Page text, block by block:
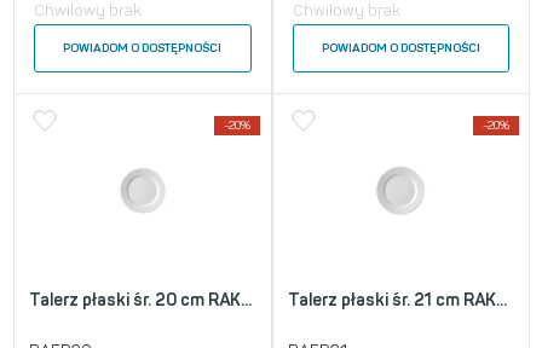
Chwilowy brak
POWIADOM O DOSTĘPNOŚCI
Chwilowy brak
POWIADOM O DOSTĘPNOŚCI
-20%
Talerz płaski śr. 20 cm RAK...
-20%
Talerz płaski śr. 21 cm RAK...